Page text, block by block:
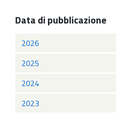
Data di pubblicazione
2026
2025
2024
2023